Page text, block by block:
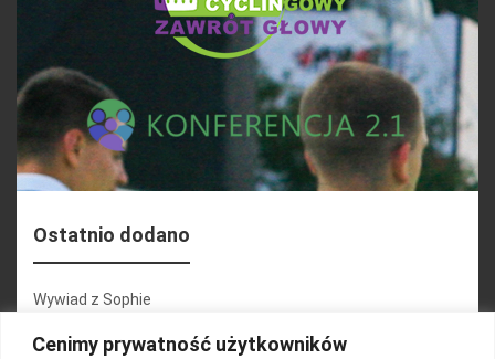
Cenimy prywatność użytkowników
Ostatnio dodano
Wywiad z Sophie
Konferencja 2.1